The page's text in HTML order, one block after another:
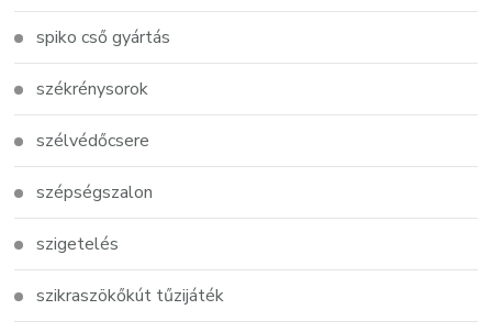
spiko cső gyártás
székrénysorok
szélvédőcsere
szépségszalon
szigetelés
szikraszökőkút tűzijáték